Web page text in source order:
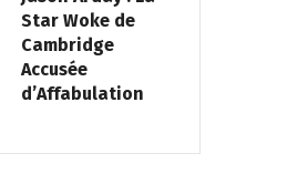
Star Woke de
Cambridge
Accusée
d’Affabulation